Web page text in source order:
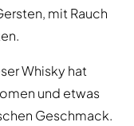
mit Rauch
Whisky hat
und etwas
Geschmack.